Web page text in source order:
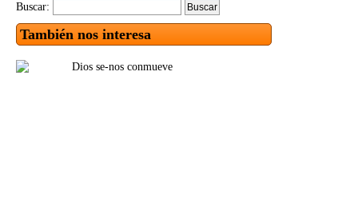
Buscar:
También nos interesa